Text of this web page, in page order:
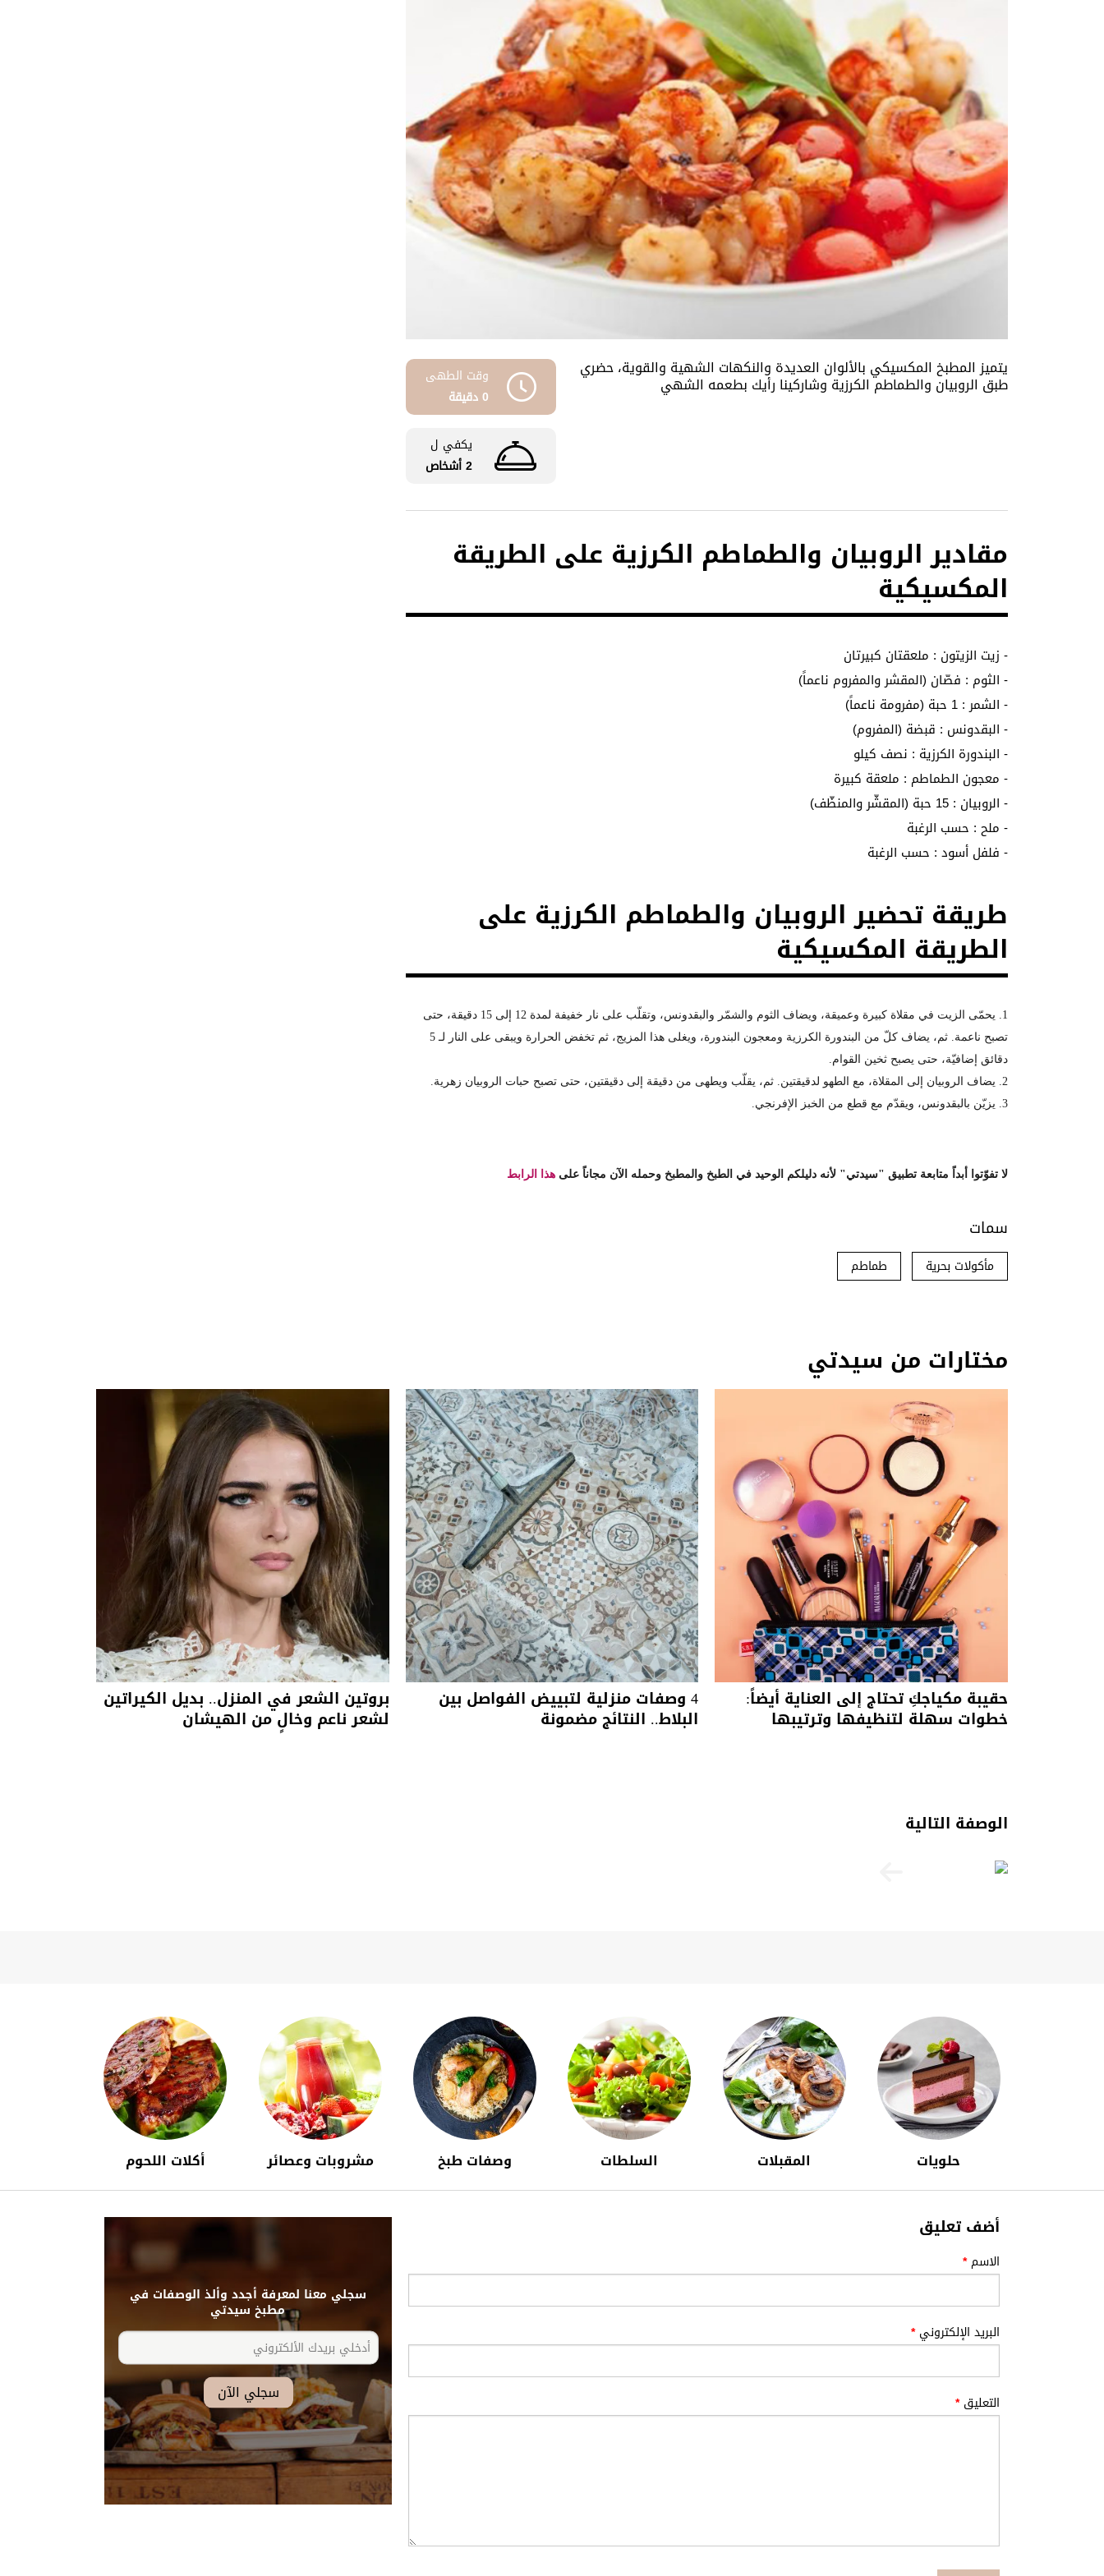
يتميز المطبخ المكسيكي بالألوان العديدة والنكهات الشهية والقوية، حضري
طبق الروبيان والطماطم الكرزية وشاركينا رأيك بطعمه الشهي
وقت الطهى
0 دقيقة
يكفي ل
2 أشخاص
مقادير الروبيان والطماطم الكرزية على الطريقة
المكسيكية
- زيت الزيتون : ملعقتان كبيرتان
- الثوم : فصّان (المقشر والمفروم ناعماً)
- الشمر : 1 حبة (مفرومة ناعماً)
- البقدونس : قبضة (المفروم)
- البندورة الكرزية : نصف كيلو
- معجون الطماطم : ملعقة كبيرة
- الروبيان : 15 حبة (المقشّر والمنظّف)
- ملح : حسب الرغبة
- فلفل أسود : حسب الرغبة
طريقة تحضير الروبيان والطماطم الكرزية على
الطريقة المكسيكية
1. يحمّى الزيت في مقلاة كبيرة وعميقة، ويضاف الثوم والشمّر والبقدونس، وتقلّب على نار خفيفة لمدة 12 إلى 15 دقيقة، حتى
تصبح ناعمة. ثم، يضاف كلّ من البندورة الكرزية ومعجون البندورة، ويغلى هذا المزيج، ثم تخفض الحرارة ويبقى على النار لـ 5
دقائق إضافيّة، حتى يصبح ثخين القوام.
2. يضاف الروبيان إلى المقلاة، مع الطهو لدقيقتين. ثم، يقلّب ويطهى من دقيقة إلى دقيقتين، حتى تصبح حبات الروبيان زهرية.
3. يزيّن بالبقدونس، ويقدّم مع قطع من الخبز الإفرنجي.
لا تفوّتوا أبداً متابعة تطبيق "سيدتي" لأنه دليلكم الوحيد في الطبخ والمطبخ وحمله الآن مجاناً على هذا الرابط
سمات
مأكولات بحرية طماطم
مختارات من سيدتي
حقيبة مكياجكِ تحتاج إلى العناية أيضاً:
خطوات سهلة لتنظيفها وترتيبها
4 وصفات منزلية لتبييض الفواصل بين
البلاط.. النتائج مضمونة
بروتين الشعر في المنزل.. بديل الكيراتين
لشعر ناعم وخالٍ من الهيشان
الوصفة التالية
حلويات المقبلات السلطات وصفات طبخ مشروبات وعصائر أكلات اللحوم
أضف تعليق
الاسم*
البريد الإلكتروني*
التعليق*
سجلي معنا لمعرفة أجدد وألذ الوصفات في
مطبخ سيدتي